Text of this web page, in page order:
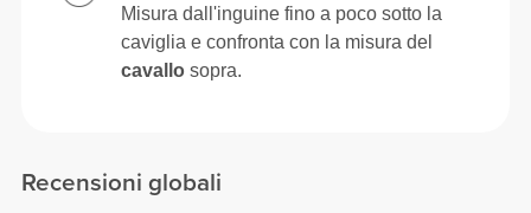
Recensioni globali
Misura dall'inguine fino a poco sotto la
caviglia e confronta con la misura del
cavallo sopra.